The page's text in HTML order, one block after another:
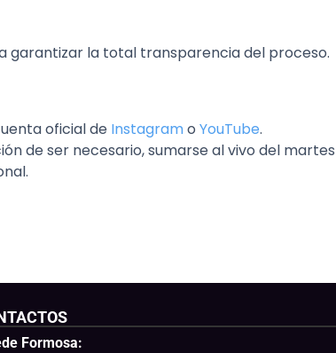
garantizar la total transparencia del proceso.
oficial de Instagramo YouTube.
de ser necesario, sumarse al vivo del
Formosa: